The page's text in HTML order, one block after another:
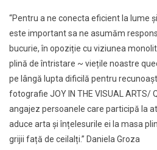
“Pentru a ne conecta eficient la lume
este important sa ne asumăm
bucurie, în opoziție cu viziunea
plină de întristare ~ viețile noastre
pe lângă lupta dificilă pentru
fotografie JOY IN THE VISUAL ARTS/
angajez persoanele care participă la
aduce arta și înțelesurile ei la masa
grijii față de ceilalți.” Daniela Groza